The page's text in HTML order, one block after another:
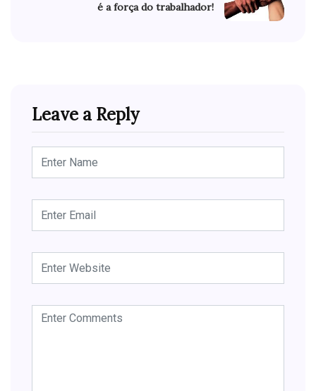
é a força do trabalhador!
Leave a Reply